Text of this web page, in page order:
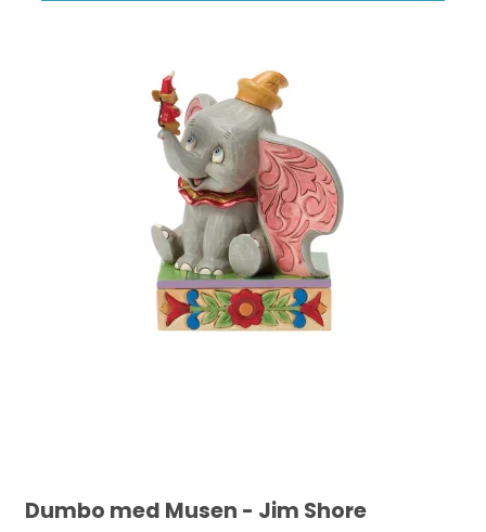
Dumbo med Musen - Jim Shore